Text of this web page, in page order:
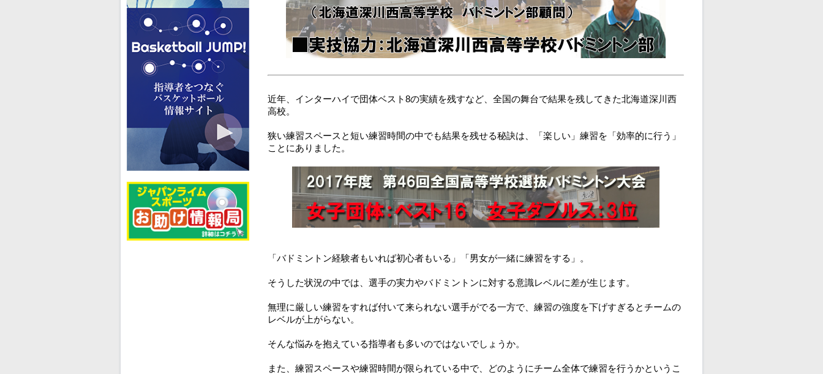
近年、インターハイで団体ベスト8の実績を残すなど、全国の舞台で結果を残してきた北海道深川西
高校。
狭い練習スペースと短い練習時間の中でも結果を残せる秘訣は、「楽しい」練習を「効率的に行う」
ことにありました。
「バドミントン経験者もいれば初心者もいる」「男女が一緒に練習をする」。
そうした状況の中では、選手の実力やバドミントンに対する意識レベルに差が生じます。
無理に厳しい練習をすれば付いて来られない選手がでる一方で、練習の強度を下げすぎるとチームの
レベルが上がらない。
そんな悩みを抱えている指導者も多いのではないでしょうか。
また、練習スペースや練習時間が限られている中で、どのようにチーム全体で練習を行うかというこ